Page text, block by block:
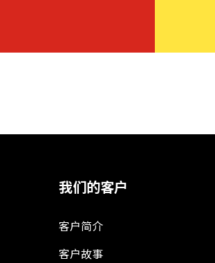
我们的客户
客户简介
客户故事